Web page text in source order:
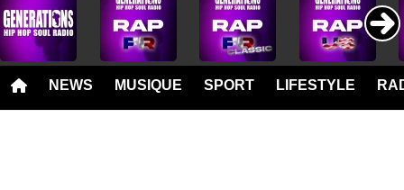
NEWS MUSIQUE SPORT LIFESTYLE